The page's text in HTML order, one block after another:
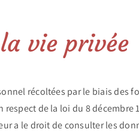
vie privée
récoltées par le biais des
respect de la loi du 8
a le droit de consulter les